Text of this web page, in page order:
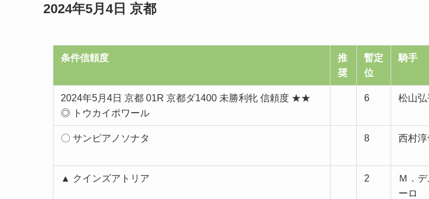
2024年5月4日 京都
条件信頼度
推
奨
暫定
位
騎手
2024年5月4日 京都 01R 京都ダ1400 未勝利牝 信頼度 ★★
◎ トウカイポワール
6 松山弘
〇 サンピアノソナタ 8 西村淳
▲ クインズアトリア 2
Ｍ．デ
ーロ